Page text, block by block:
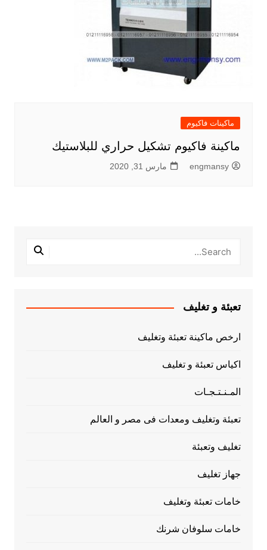
ماكينات فاكيوم
ماكينة فاكيوم تشكيل حراري للبلاستيك
engmansy مارس 31, 2020
تعبئة و تغليف
ارخص ماكينة تعبئة وتغليف
اكياس تعبئة و تغليف
المـنـتـجـات
تعبئة وتغليف ومعدات فى مصر و العالم
تغليف وتعبئة
جهاز تغليف
خامات تعبئة وتغليف
خامات سلوفان شرنك